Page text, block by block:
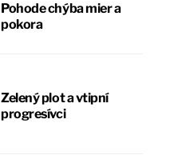
Pohode chýba mier a
pokora
Zelený plot a vtipní
progresívci